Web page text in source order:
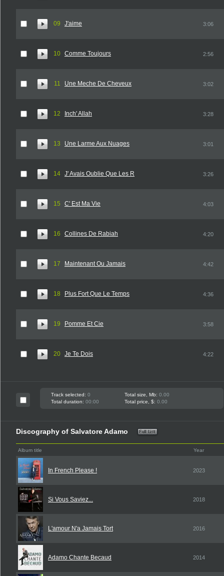
09 J'aime 3:06
10 Comme Toujours 2:56
11 Une Meche De Cheveux 3:02
12 Inch' Allah 3:28
13 Une Larme Aux Nuages 3:01
14 J' Avais Oublie Que Les R 3:26
15 C' Est Ma Vie 4:03
16 Collines De Rabiah 4:20
17 Maintenant Ou Jamais 4:42
18 Plus Fort Que Le Temps 4:36
19 Pomme Et Cie 3:58
20 Je Te Dois 4:22
Track selected: 0 Total size, Mb: 0.00
Total duration: 00:00 Total price, $: 0.00
Discography of Salvatore Adamo
Album title Year
In French Please ! 2023
Si Vous Saviez... 2018
L'amour N'a Jamais Tort 2016
Adamo Chante Becaud 2014